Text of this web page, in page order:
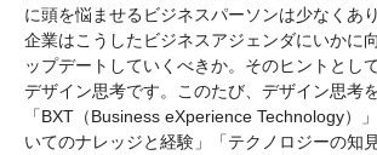
に頭を悩ませるビジネスパーソンは少なくあ
企業はこうしたビジネスアジェンダにいかに
ップデートしていくべきか。そのヒントとし
デザイン思考です。このたび、デザイン思考
「BXT（Business eXperience Technology）
いてのナレッジと経験」「テクノロジーの知